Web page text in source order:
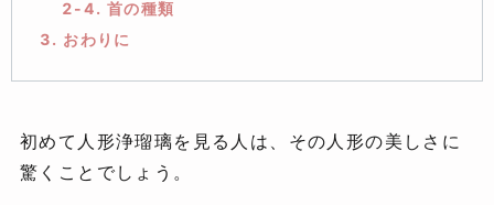
2-4. 首の種類
3. おわりに
初めて人形浄瑠璃を見る人は、その人形の美しさに
驚くことでしょう。